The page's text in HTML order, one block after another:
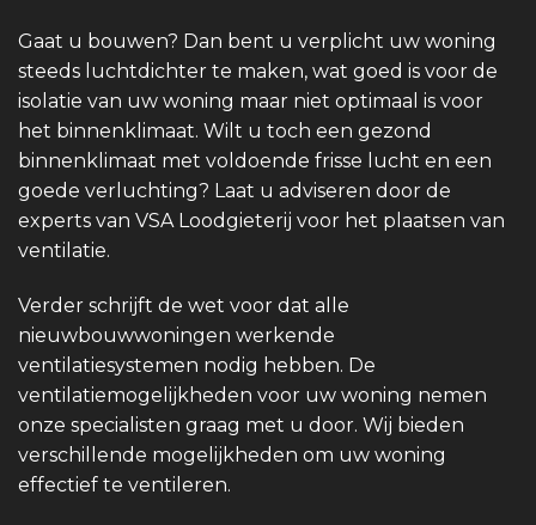
Gaat u bouwen? Dan bent u verplicht uw woning
steeds luchtdichter te maken, wat goed is voor de
isolatie van uw woning maar niet optimaal is voor
het binnenklimaat. Wilt u toch een gezond
binnenklimaat met voldoende frisse lucht en een
goede verluchting? Laat u adviseren door de
experts van VSA Loodgieterij voor het plaatsen van
ventilatie.
Verder schrijft de wet voor dat alle
nieuwbouwwoningen werkende
ventilatiesystemen nodig hebben. De
ventilatiemogelijkheden voor uw woning nemen
onze specialisten graag met u door. Wij bieden
verschillende mogelijkheden om uw woning
effectief te ventileren.